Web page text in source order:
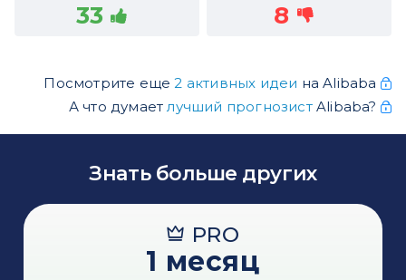
33 8
Посмотрите еще2 активных идеи на Alibaba
А что думаетлучший прогнозистAlibaba?
Знать больше других
PRO
1 месяц